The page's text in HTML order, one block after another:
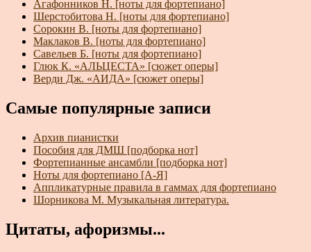
Агафонников Н. [ноты для фортепиано]
Шерстобитова Н. [ноты для фортепиано]
Сорокин В. [ноты для фортепиано]
Маклаков В. [ноты для фортепиано]
Савельев Б. [ноты для фортепиано]
Глюк К. «АЛЬЦЕСТА» [сюжет оперы]
Верди Дж. «АИДА» [сюжет оперы]
Самые популярные записи
Архив пианистки
Пособия для ДМШ [подборка нот]
Фортепианные ансамбли [подборка нот]
Ноты для фортепиано [А-Я]
Аппликатурные правила в гаммах для фортепиано
Шорникова М. Музыкальная литература.
Цитаты, афоризмы...